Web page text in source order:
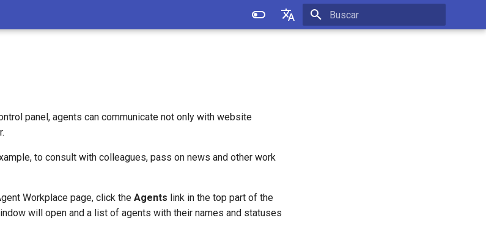
panel, agents can communicate not only with website
to consult with colleagues, pass on news and other work
Workplace page, click the Agents link in the top part of the
will open and a list of agents with their names and statuses